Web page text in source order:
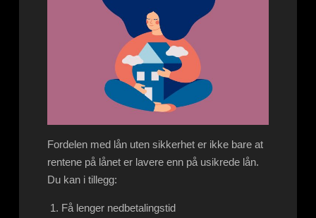
Fordelen med lån uten sikkerhet er ikke bare at
rentene på lånet er lavere enn på usikrede lån.
Du kan i tillegg:
Få lenger nedbetalingstid